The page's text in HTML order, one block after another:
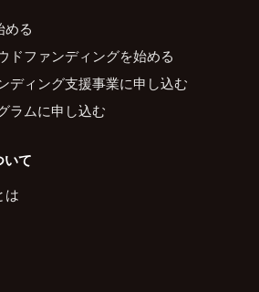
める
ドファンディングを始める
ディング支援事業に申し込む
ラムに申し込む
て
は